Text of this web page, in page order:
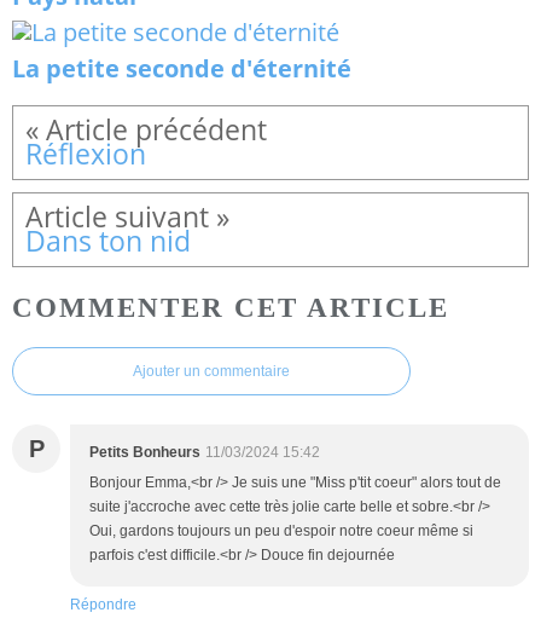
La petite seconde d'éternité
Réflexion
Dans ton nid
COMMENTER CET ARTICLE
Ajouter un commentaire
P Petits Bonheurs 11/03/2024 15:42
Bonjour Emma,<br /> Je suis une "Miss p'tit coeur" alors tout de
suite j'accroche avec cette très jolie carte belle et sobre.<br />
Oui, gardons toujours un peu d'espoir notre coeur même si
parfois c'est difficile.<br /> Douce fin dejournée
Répondre